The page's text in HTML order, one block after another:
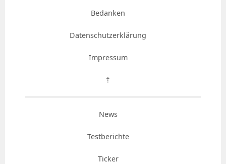
Bedanken
Datenschutzerklärung
Impressum
⇡
News
Testberichte
Ticker